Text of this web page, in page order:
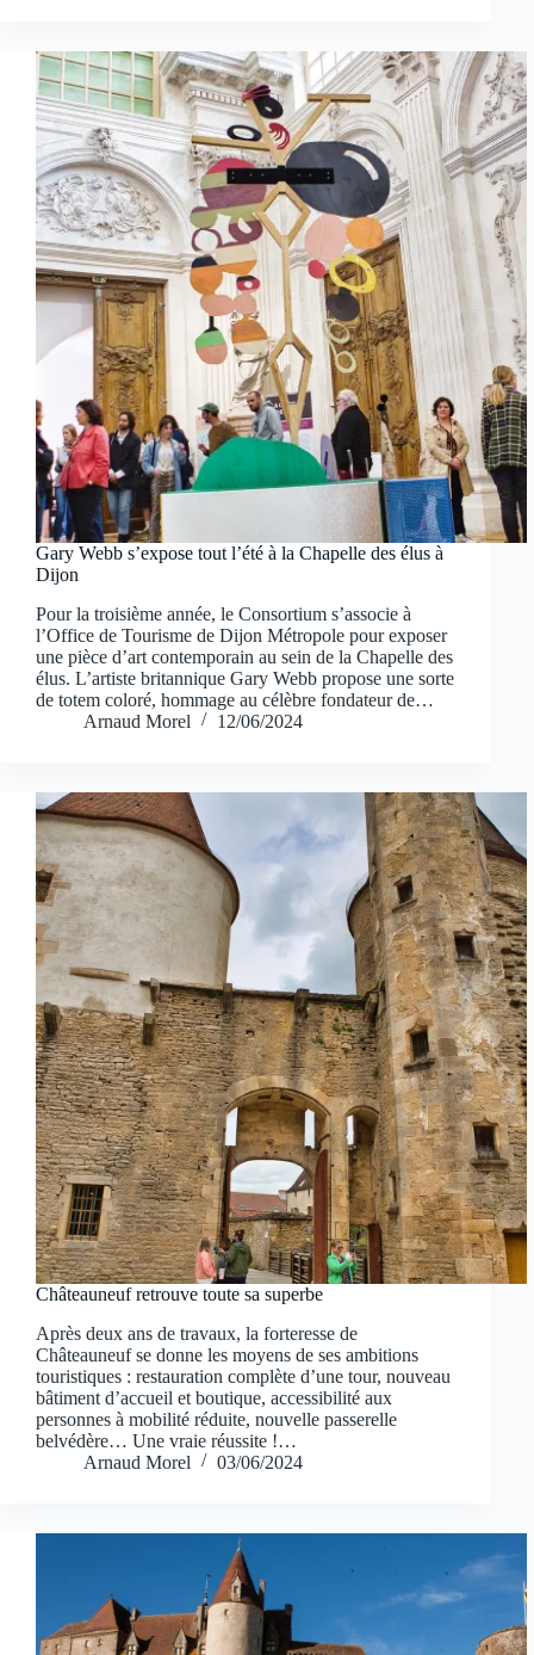
Gary Webb s’expose tout l’été à la Chapelle des élus à
Dijon
Pour la troisième année, le Consortium s’associe à
l’Office de Tourisme de Dijon Métropole pour exposer
une pièce d’art contemporain au sein de la Chapelle des
élus. L’artiste britannique Gary Webb propose une sorte
de totem coloré, hommage au célèbre fondateur de…
Arnaud Morel
12/06/2024
Châteauneuf retrouve toute sa superbe
Après deux ans de travaux, la forteresse de
Châteauneuf se donne les moyens de ses ambitions
touristiques : restauration complète d’une tour, nouveau
bâtiment d’accueil et boutique, accessibilité aux
personnes à mobilité réduite, nouvelle passerelle
belvédère… Une vraie réussite !…
Arnaud Morel
03/06/2024